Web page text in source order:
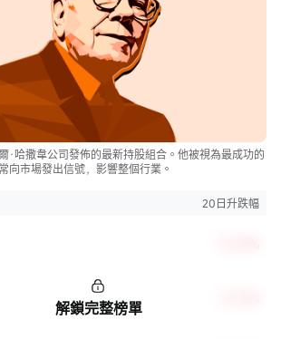
·哈撒韋公司發佈的最新持股組合。他被視為最成功的
向市場發出信號，影響整個行業。
20日升跌幅
解鎖完整榜單